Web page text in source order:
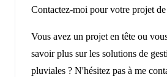
Contactez-moi pour votre projet
Vous avez un projet en tête ou
savoir plus sur les solutions de
pluviales ? N'hésitez pas à me